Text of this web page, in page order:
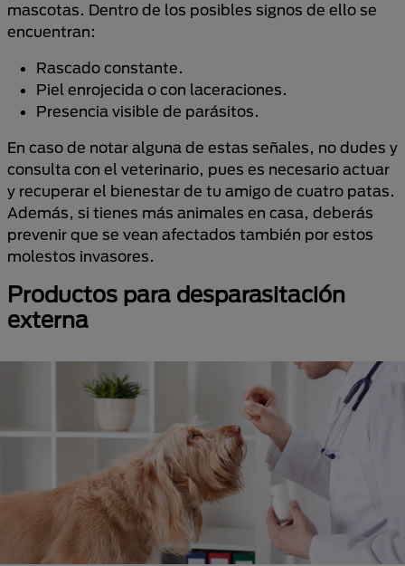
mascotas. Dentro de los posibles signos de ello se
encuentran:
Rascado constante.
Piel enrojecida o con laceraciones.
Presencia visible de parásitos.
En caso de notar alguna de estas señales, no dudes y
consulta con el veterinario, pues es necesario actuar
y recuperar el bienestar de tu amigo de cuatro patas.
Además, si tienes más animales en casa, deberás
prevenir que se vean afectados también por estos
molestos invasores.
Productos para desparasitación
externa